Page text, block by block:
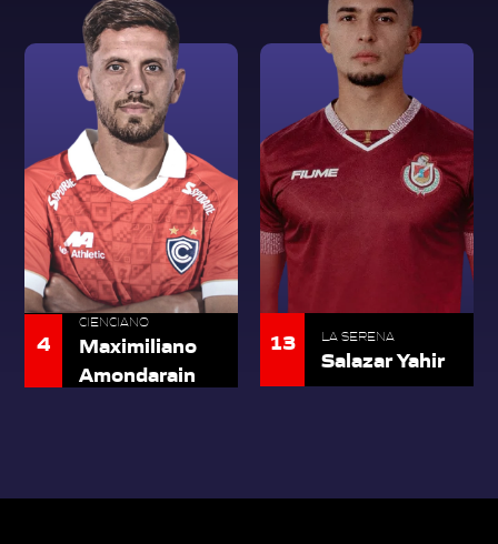
4
CIENCIANO
Maximiliano
Amondarain
13 LA SERENA
Salazar Yahir